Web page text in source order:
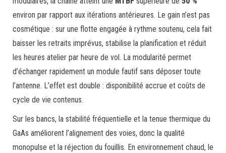
environ par rapport aux itérations antérieures. Le gain n’est pas
cosmétique : sur une flotte engagée à rythme soutenu, cela fait
baisser les retraits imprévus, stabilise la planification et réduit
les heures atelier par heure de vol. La modularité permet
d’échanger rapidement un module fautif sans déposer toute
l’antenne. L’effet est double : disponibilité accrue et coûts de
cycle de vie contenus.
Sur les bancs, la stabilité fréquentielle et la tenue thermique du
GaAs améliorent l’alignement des voies, donc la qualité
monopulse et la réjection du fouillis. En environnement chaud, le